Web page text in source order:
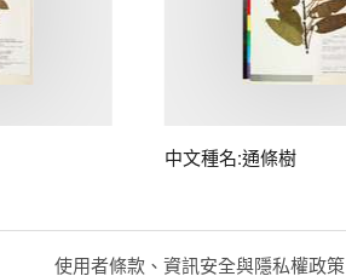
中文種名:通條樹
使用者條款、資訊安全與隱私權政策